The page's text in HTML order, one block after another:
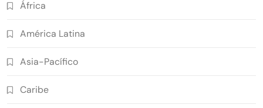
África
América Latina
Asia-Pacífico
Caribe